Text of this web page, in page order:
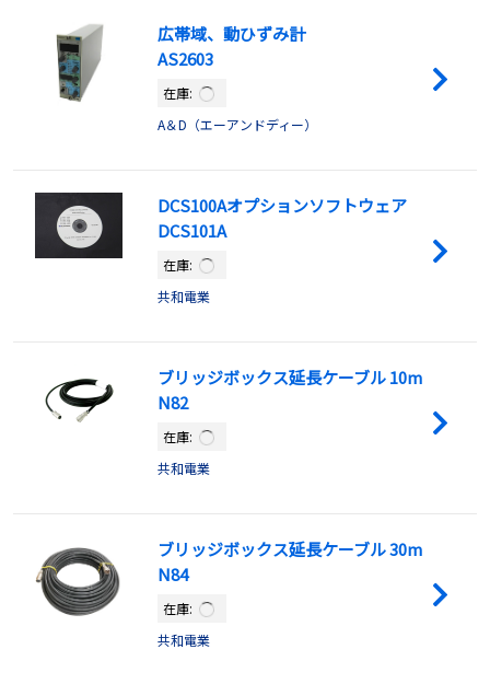
広帯域、動ひずみ計
AS2603
在庫:
A＆D（エーアンドディー）
DCS100Aオプションソフトウェア
DCS101A
在庫:
共和電業
ブリッジボックス延長ケーブル 10m
N82
在庫:
共和電業
ブリッジボックス延長ケーブル 30m
N84
在庫:
共和電業